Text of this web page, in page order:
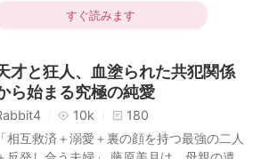
は、迷わず動いた。偽りの愛人を完膚なきま
でに追い詰め、クズ男を躊躇なく蹴り捨て、
はクズがお似合いだわ。二人で地獄の底ま
腐れ縁を続けて、二度と誰の人生も汚さな
くれる？」 誰もが知っていた。知依は蓮
らは嘲笑しながら待っていた——彼女が泣き
すぐ読みます
才と狂人、血塗られた共犯関係
ら始まる究極の純愛
10k
180
「相互救済＋溺愛＋裏の顔を持つ最強の二人